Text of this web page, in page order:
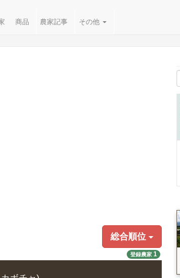
商品 農家記事 その他
総合順位
登録農家 1